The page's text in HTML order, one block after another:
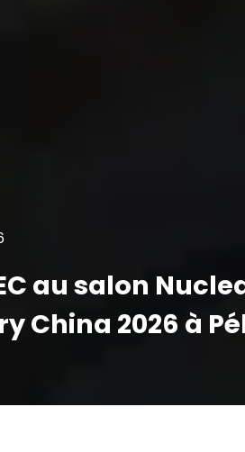
au salon
China 2026 à